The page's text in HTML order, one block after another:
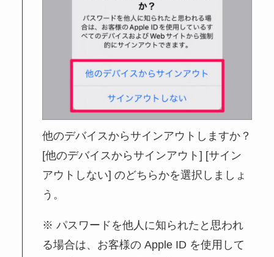
他のデバイスからサインアウトしますか？
[他のデバイスからサインアウト] [サイン
アウトしない] のどちらかを選択しましょ
う。
パスワードを他人に知られたと思われ
る場合は、お客様の Apple ID を使用して